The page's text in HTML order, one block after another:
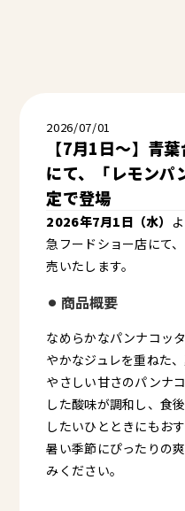
2026/07/01
【7月1日〜】青
にて、「レモンパ
定で登場
2026年7月1日（水）
急フードショー店にて、
売いたします。
⚫︎ 商品概要
なめらかなパンナコッ
やかなジュレを重ねた
やさしい甘さのパンナ
した酸味が調和し、食
したいひとときにもおす
暑い季節にぴったりの
みください。